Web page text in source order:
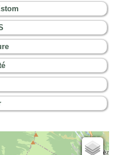
Cartes IGN